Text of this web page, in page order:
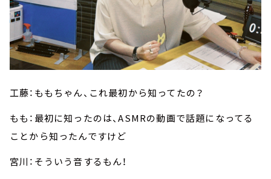
工藤：ももちゃん、これ最初から知ってたの？
もも：最初に知ったのは、ASMRの動画で話題になってる
ことから知ったんですけど
宮川：そういう音するもん！